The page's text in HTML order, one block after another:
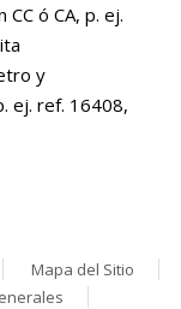
ó CA, p. ej.
y
ej. ref. 16408,
Mapa del Sitio